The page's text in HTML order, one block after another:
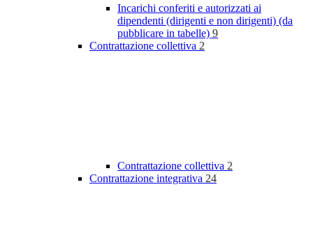
Incarichi conferiti e autorizzati ai
dipendenti (dirigenti e non dirigenti) (da
pubblicare in tabelle) 9
Contrattazione collettiva 2
Contrattazione collettiva 2
Contrattazione integrativa 24